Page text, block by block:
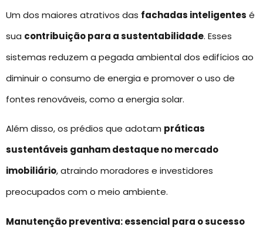
Um dos maiores atrativos das fachadas inteligentes é
sua contribuição para a sustentabilidade. Esses
sistemas reduzem a pegada ambiental dos edifícios ao
diminuir o consumo de energia e promover o uso de
fontes renováveis, como a energia solar.
Além disso, os prédios que adotam práticas
sustentáveis ganham destaque no mercado
imobiliário, atraindo moradores e investidores
preocupados com o meio ambiente.
Manutenção preventiva: essencial para o sucesso